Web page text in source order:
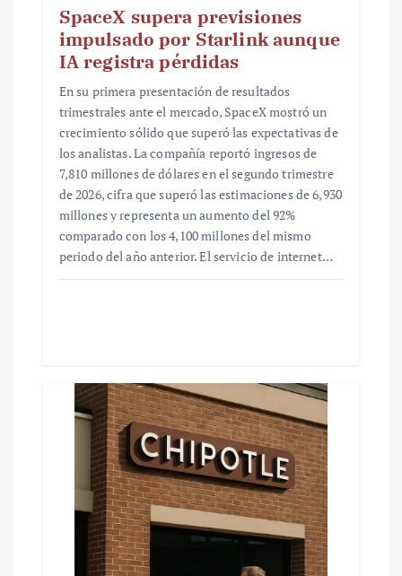
SpaceX supera previsiones
impulsado por Starlink aunque
IA registra pérdidas
En su primera presentación de resultados
trimestrales ante el mercado, SpaceX mostró un
crecimiento sólido que superó las expectativas de
los analistas. La compañía reportó ingresos de
7,810 millones de dólares en el segundo trimestre
de 2026, cifra que superó las estimaciones de 6,930
millones y representa un aumento del 92%
comparado con los 4,100 millones del mismo
periodo del año anterior. El servicio de internet…